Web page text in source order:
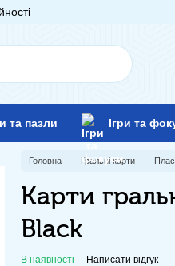
та пазли Ігри та
Головна Гральні карти
Карти
Black
В наявності Написати відгук